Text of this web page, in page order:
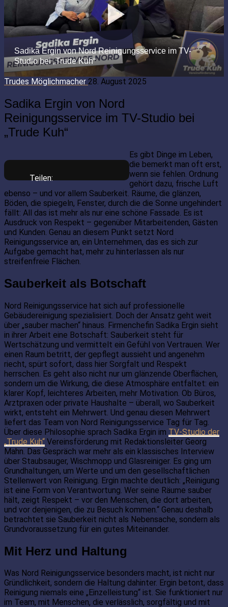
Trudes Möglichmacher 28. August 2025
Sadika Ergin von Nord
Reinigungsservice im TV-Studio bei
„Trude Kuh“
Teilen:
Es gibt Dinge im Leben,
die bemerkt man oft erst,
wenn sie fehlen. Ordnung
gehört dazu, frische Luft
ebenso – und vor allem Sauberkeit. Räume, die glänzen,
Böden, die spiegeln, Fenster, durch die die Sonne ungehindert
fällt: All das ist mehr als nur eine schöne Fassade. Es ist
Ausdruck von Respekt – gegenüber Mitarbeitenden, Gästen
und Kunden. Genau an diesem Punkt setzt Nord
Reinigungsservice an, ein Unternehmen, das es sich zur
Aufgabe gemacht hat, mehr zu hinterlassen als nur
streifenfreie Flächen.
Sauberkeit als Botschaft
Nord Reinigungsservice hat sich auf professionelle
Gebäudereinigung spezialisiert. Doch der Ansatz geht weit
über „sauber machen“ hinaus. Firmenchefin Sadika Ergin sieht
in ihrer Arbeit eine Botschaft: Sauberkeit steht für
Wertschätzung und vermittelt ein Gefühl von Vertrauen. Wer
einen Raum betritt, der gepflegt aussieht und angenehm
riecht, spürt sofort, dass hier Sorgfalt und Respekt
herrschen. Es geht also nicht nur um glänzende Oberflächen,
sondern um die Wirkung, die diese Atmosphäre entfaltet: ein
klarer Kopf, leichteres Arbeiten, mehr Motivation. Ob Büros,
Arztpraxen oder private Haushalte – überall, wo Sauberkeit
wirkt, entsteht ein Mehrwert. Und genau diesen Mehrwert
liefert das Team von Nord Reinigungsservice Tag für Tag.
Über diese Philosophie sprach Sadika Ergin im TV-Studio der
„Trude Kuh“ Vereinsförderung mit Redaktionsleiter Georg
Mahn. Das Gespräch war mehr als ein klassisches Interview
über Staubsauger, Wischmopp und Glasreiniger. Es ging um
Grundhaltungen, um Werte und um den gesellschaftlichen
Stellenwert von Reinigung. Ergin machte deutlich: „Reinigung
ist eine Form von Verantwortung. Wer seine Räume sauber
hält, zeigt Respekt – vor den Menschen, die dort arbeiten,
und vor denjenigen, die zu Besuch kommen.“ Genau deshalb
betrachtet sie Sauberkeit nicht als Nebensache, sondern als
Grundvoraussetzung für ein gutes Miteinander.
Mit Herz und Haltung
Was Nord Reinigungsservice besonders macht, ist nicht nur
Gründlichkeit, sondern die Haltung dahinter. Ergin betont, dass
Reinigung niemals eine „Einzelleistung“ ist. Sie funktioniert nur
im Team, mit Menschen, die verlässlich, sorgfältig und mit